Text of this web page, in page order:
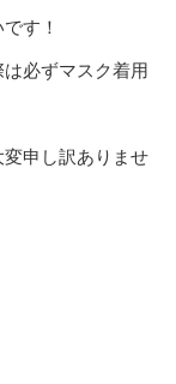
す！
必ずマスク着用
申し訳ありませ